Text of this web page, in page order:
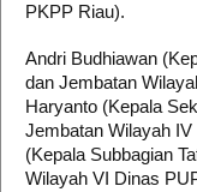
PKPP Riau).
Andri Budhiawan
dan Jembatan
Haryanto (Kepala
Jembatan Wilayah
(Kepala Subbagian
Wilayah VI Dinas